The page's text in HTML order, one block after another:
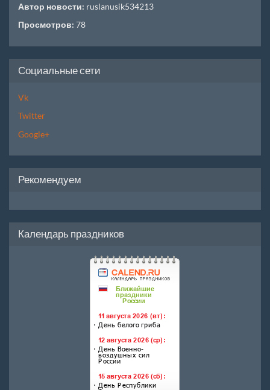
Автор новости: ruslanusik534213
Просмотров: 78
Социальные сети
Vk
Twitter
Google+
Рекомендуем
Календарь праздников